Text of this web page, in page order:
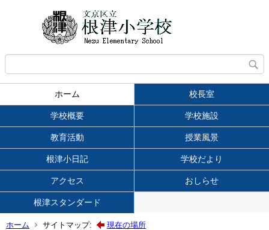
ホーム 校長室
学校概要 学校施設
教育活動 授業風景
根津小日記 学校だより
アクセス おしらせ
根津スタンダード
ホーム サイトマップ: 現在の場所